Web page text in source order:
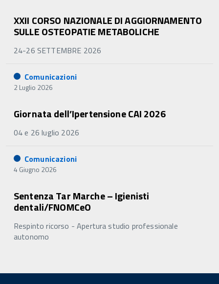
XXII CORSO NAZIONALE DI AGGIORNAMENTO
SULLE OSTEOPATIE METABOLICHE
24-26 SETTEMBRE 2026
Comunicazioni
2 Luglio 2026
Giornata dell’Ipertensione CAI 2026
04 e 26 luglio 2026
Comunicazioni
4 Giugno 2026
Sentenza Tar Marche – Igienisti
dentali/FNOMCeO
Respinto ricorso - Apertura studio professionale
autonomo